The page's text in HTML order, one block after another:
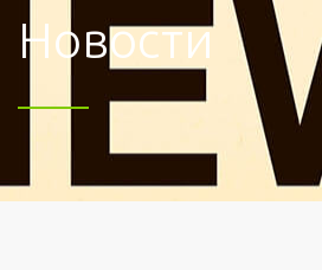
Новости